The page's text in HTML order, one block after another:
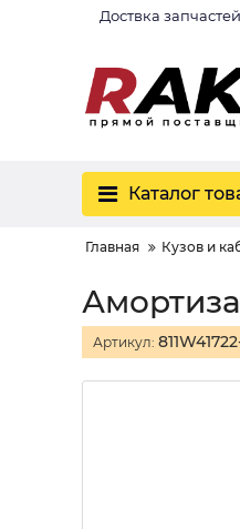
Доствка
Каталог
Главная Кузов и
Артикул: